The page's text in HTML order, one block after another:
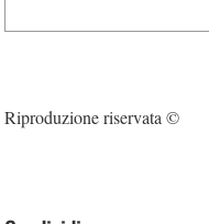
Riproduzione riservata ©